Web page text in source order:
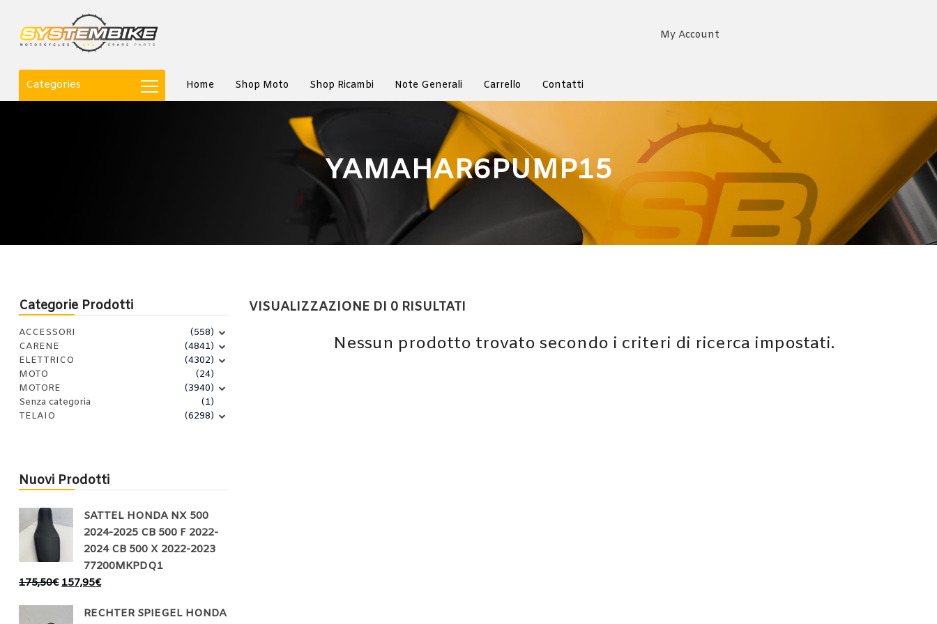
My Account
Categories Home Shop Moto Shop Ricambi Note Generali Carrello Contatti
YAMAHAR6PUMP15
Categorie Prodotti
ACCESSORI
(558)
CARENE
(4841)
ELETTRICO
(4302)
MOTO
(24)
MOTORE
(3940)
Senza categoria
(1)
TELAIO
(6298)
Nuovi Prodotti
SATTEL HONDA NX 500
2024-2025 CB 500 F 2022-
2024 CB 500 X 2022-2023
77200MKPDQ1
175,50€ 157,95€
RECHTER SPIEGEL HONDA
VISUALIZZAZIONE DI 0 RISULTATI
Nessun prodotto trovato secondo i criteri di ricerca impostati.